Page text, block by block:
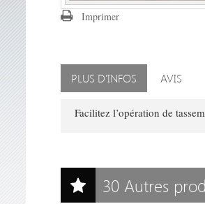
Imprimer
PLUS D'INFOS AVIS
Facilitez l’opération de
30 Autres